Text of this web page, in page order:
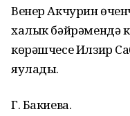
Венер Акчурин
халык бәйрәмендә
көрәшчесе Илзир
яулады.
Г. Бакиева.